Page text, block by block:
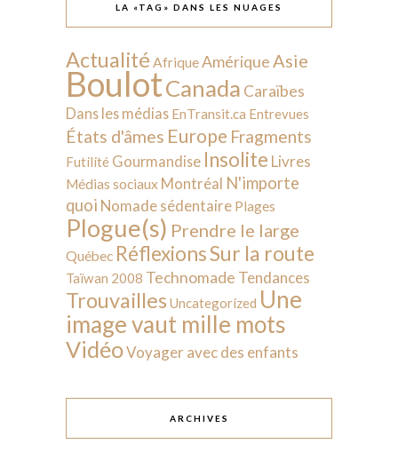
LA «TAG» DANS LES NUAGES
Actualité AfriqueAmérique Asie
BoulotCanada Caraïbes
Dans les médias EnTransit.ca Entrevues
États d'âmes Europe Fragments
Futilité Gourmandise Insolite Livres
Médias sociaux Montréal N'importe
quoi Nomade sédentaire Plages
Plogue(s) Prendre le large
Québec RéflexionsSur la route
Taïwan 2008 Technomade Tendances
Trouvailles Uncategorized Une
image vaut mille mots
VidéoVoyager avec des enfants
ARCHIVES